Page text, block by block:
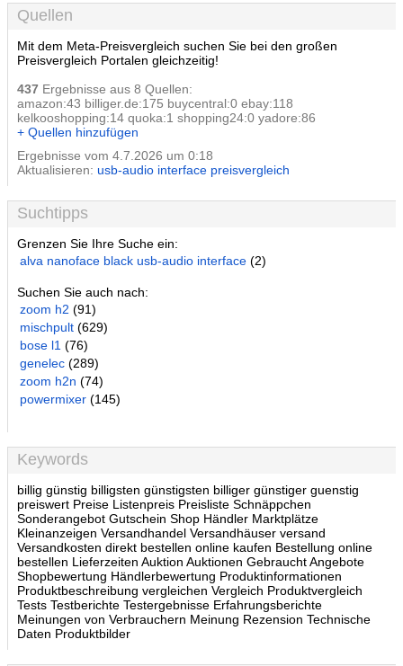
Quellen
Mit dem Meta-Preisvergleich suchen Sie bei den großen
Preisvergleich Portalen gleichzeitig!
437 Ergebnisse aus 8 Quellen:
amazon:43 billiger.de:175 buycentral:0 ebay:118
kelkooshopping:14 quoka:1 shopping24:0 yadore:86
+ Quellen hinzufügen
Ergebnisse vom 4.7.2026 um 0:18
Aktualisieren: usb-audio interface preisvergleich
Suchtipps
Grenzen Sie Ihre Suche ein:
alva nanoface black usb-audio interface (2)
Suchen Sie auch nach:
zoom h2 (91)
mischpult (629)
bose l1 (76)
genelec (289)
zoom h2n (74)
powermixer (145)
Keywords
billig günstig billigsten günstigsten billiger günstiger guenstig
preiswert Preise Listenpreis Preisliste Schnäppchen
Sonderangebot Gutschein Shop Händler Marktplätze
Kleinanzeigen Versandhandel Versandhäuser versand
Versandkosten direkt bestellen online kaufen Bestellung online
bestellen Lieferzeiten Auktion Auktionen Gebraucht Angebote
Shopbewertung Händlerbewertung Produktinformationen
Produktbeschreibung vergleichen Vergleich Produktvergleich
Tests Testberichte Testergebnisse Erfahrungsberichte
Meinungen von Verbrauchern Meinung Rezension Technische
Daten Produktbilder